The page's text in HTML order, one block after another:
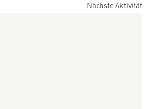
Nächste Aktivität